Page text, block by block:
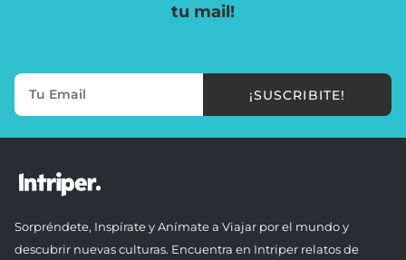
tu mail!
¡SUSCRIBITE!
Sorpréndete, Inspírate y Anímate a Viajar por el mundo y
descubrir nuevas culturas. Encuentra en Intriper relatos de